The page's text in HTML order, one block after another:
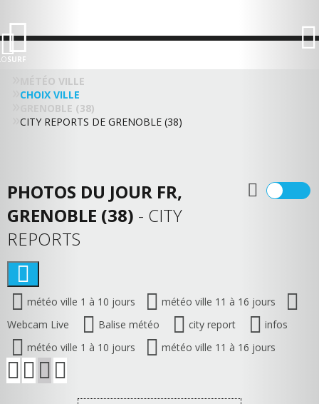
SURF
MÉTÉO VILLE
CHOIX VILLE
GRENOBLE (38)
CITY REPORTS DE GRENOBLE (38)
PHOTOS DU JOUR FR,
GRENOBLE (38) - CITY
REPORTS
météo ville 1 à 10 jours
météo ville 11 à 16 jours
Webcam Live
Balise météo city report
infos
météo ville 1 à 10 jours
météo ville 11 à 16 jours